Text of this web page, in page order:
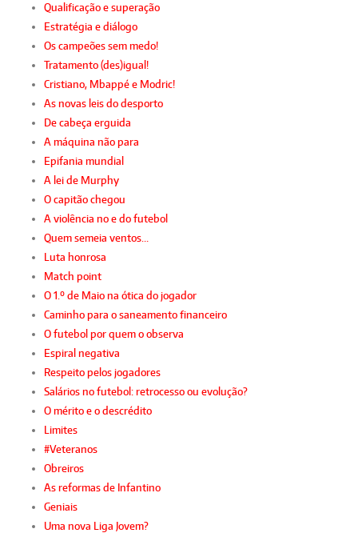
Qualificação e superação
Estratégia e diálogo
Os campeões sem medo!
Tratamento (des)igual!
Cristiano, Mbappé e Modric!
As novas leis do desporto
De cabeça erguida
A máquina não para
Epifania mundial
A lei de Murphy
O capitão chegou
A violência no e do futebol
Quem semeia ventos…
Luta honrosa
Match point
O 1.º de Maio na ótica do jogador
Caminho para o saneamento financeiro
O futebol por quem o observa
Espiral negativa
Respeito pelos jogadores
Salários no futebol: retrocesso ou evolução?
O mérito e o descrédito
Limites
#Veteranos
Obreiros
As reformas de Infantino
Geniais
Uma nova Liga Jovem?